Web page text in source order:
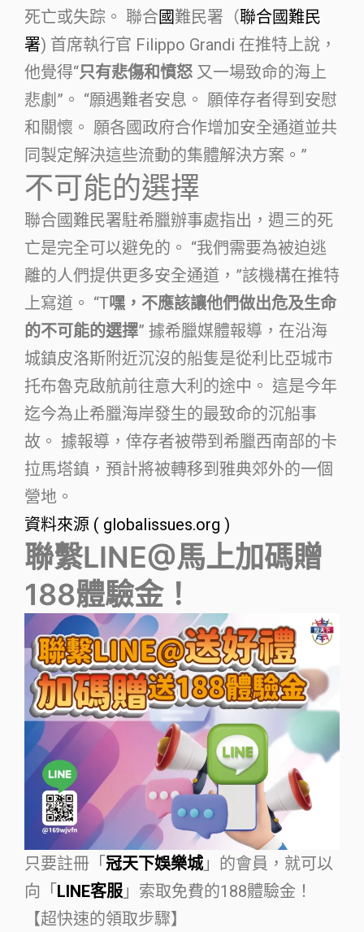
死亡或失踪。 聯合國難民署（聯合國難民
署) 首席執行官 Filippo Grandi 在推特上說，
他覺得“只有悲傷和憤怒 又一場致命的海上
悲劇”。 “願遇難者安息。 願倖存者得到安慰
和關懷。 願各國政府合作增加安全通道並共
同製定解決這些流動的集體解決方案。”
不可能的選擇
聯合國難民署駐希臘辦事處指出，週三的死
亡是完全可以避免的。 “我們需要為被迫逃
離的人們提供更多安全通道，”該機構在推特
上寫道。 “T嘿，不應該讓他們做出危及生命
的不可能的選擇” 據希臘媒體報導，在沿海
城鎮皮洛斯附近沉沒的船隻是從利比亞城市
托布魯克啟航前往意大利的途中。 這是今年
迄今為止希臘海岸發生的最致命的沉船事
故。 據報導，倖存者被帶到希臘西南部的卡
拉馬塔鎮，預計將被轉移到雅典郊外的一個
營地。
資料來源 ( globalissues.org )
聯繫LINE@馬上加碼贈
188體驗金！
只要註冊「 冠天下娛樂城」的會員，就可以
向「 LINE客服 」索取免費的188體驗金！
【超快速的領取步驟】